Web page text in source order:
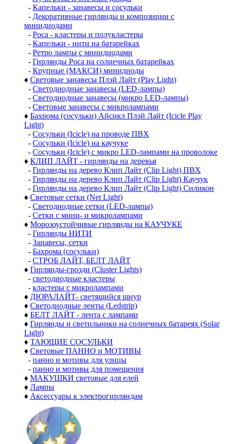
- Капельки - занавесы и сосульки
- Декоративные гирлянды и композиции с
минидиодами
- Роса - кластеры и полукластеры
- Капельки - нити на батарейках
- Ретро лампы с минидиодами
- Гирлянды Роса на солнечных батарейках
- Крупные (МАКСИ) минидиоды
♦ Световые занавесы Плэй Лайт (Play Light)
- Светодиодные занавесы (LED-лампы)
- Светодиодные занавесы (микро LED-лампы)
- Световые занавесы с микролампами
♦ Бахрома (сосульки) Айсикл Плэй Лайт (Icicle Play
Light)
- Сосульки (Icicle) на проводе ПВХ
- Сосульки (Icicle) на каучуке
- Сосульки (Icicle) с микро LED-лампами на проволоке
♦ КЛИП ЛАЙТ - гирлянды на деревья
- Гирлянды на дерево Клип Лайт (Clip Light) ПВХ
- Гирлянды на дерево Клип Лайт (Clip Light) Каучук
- Гирлянды на дерево Клип Лайт (Clip Light) Силикон
♦ Световые сетки (Net Light)
- Светодиодные сетки (LED-лампы)
- Сетки с мини- и микролампами
♦ Морозоустойчивые гирлянды на КАУЧУКЕ
- Гирлянды НИТИ
- Занавесы, сетки
- Бахрома (сосульки)
- СТРОБ ЛАЙТ, БЕЛТ ЛАЙТ
♦ Гирлянды-грозди (Cluster Lights)
- светодиодные кластеры
- кластеры с микролампами
♦ ДЮРАЛАЙТ- светящийся шнур
♦ Светодиодные ленты (Ledstrip)
♦ БЕЛТ ЛАЙТ - лента с лампами
♦ Гирлянды и светильники на солнечных батареях (Solar
Light)
♦ ТАЮЩИЕ СОСУЛЬКИ
♦ Световые ПАННО и МОТИВЫ
- панно и мотивы для улицы
- панно и мотивы для помещения
♦ МАКУШКИ световые для елей
♦ Лампы
♦ Аксессуары к электрогирляндам